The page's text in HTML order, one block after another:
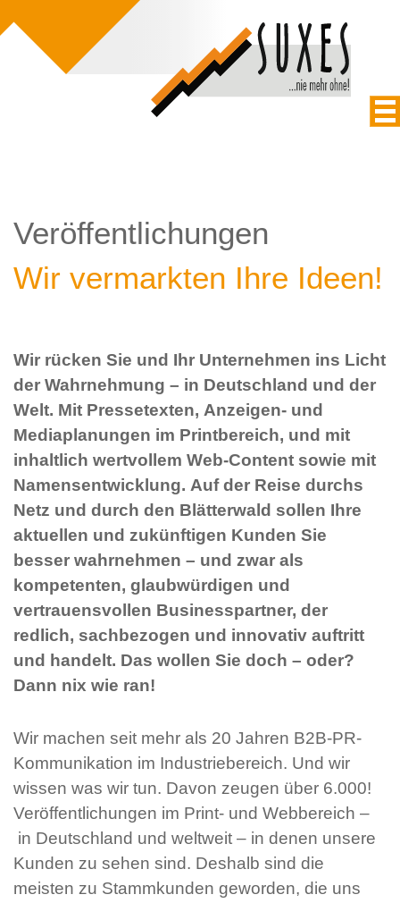
Veröffentlichungen
Wir vermarkten Ihre Ideen!
Wir rücken Sie und Ihr Unternehmen ins Licht
der Wahrnehmung – in Deutschland und der
Welt. Mit Pressetexten, Anzeigen- und
Mediaplanungen im Printbereich, und mit
inhaltlich wertvollem Web-Content sowie mit
Namensentwicklung. Auf der Reise durchs
Netz und durch den Blätterwald sollen Ihre
aktuellen und zukünftigen Kunden Sie
besser wahrnehmen – und zwar als
kompetenten, glaubwürdigen und
vertrauensvollen Businesspartner, der
redlich, sachbezogen und innovativ auftritt
und handelt. Das wollen Sie doch – oder?
Dann nix wie ran!
Wir machen seit mehr als 20 Jahren B2B-PR-
Kommunikation im Industriebereich. Und wir
wissen was wir tun. Davon zeugen über 6.000!
Veröffentlichungen im Print- und Webbereich –
in Deutschland und weltweit – in denen unsere
Kunden zu sehen sind. Deshalb sind die
meisten zu Stammkunden geworden, die uns